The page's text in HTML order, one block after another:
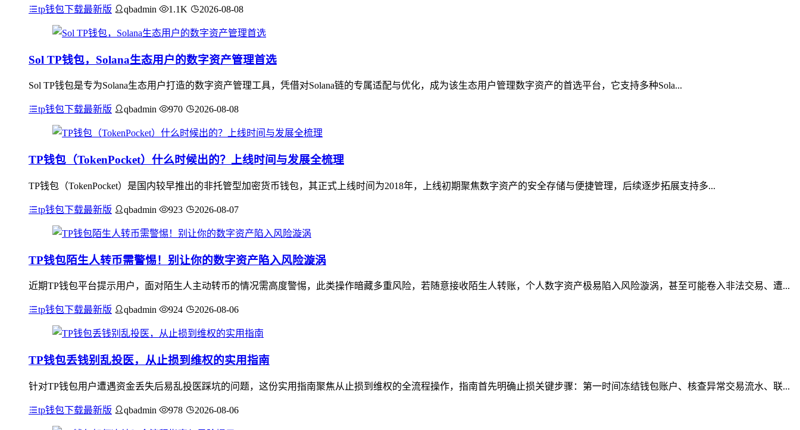
tp钱包下载最新版 qbadmin 1.1K 2026-08-08
Sol TP钱包，Solana生态用户的数字资产管理首选
Sol TP钱包是专为Solana生态用户打造的数字资产管理工具，凭借对Solana链的专属适配与优化，成为该生态用户管理数字资产的首选平台，它支持多种Sola...
tp钱包下载最新版 qbadmin 970 2026-08-08
TP钱包（TokenPocket）什么时候出的？上线时间与发展全梳理
TP钱包（TokenPocket）是国内较早推出的非托管型加密货币钱包，其正式上线时间为2018年，上线初期聚焦数字资产的安全存储与便捷管理，后续逐步拓展支持多...
tp钱包下载最新版 qbadmin 923 2026-08-07
TP钱包陌生人转币需警惕！别让你的数字资产陷入风险漩涡
近期TP钱包平台提示用户，面对陌生人主动转币的情况需高度警惕，此类操作暗藏多重风险，若随意接收陌生人转账，个人数字资产极易陷入风险漩涡，甚至可能卷入非法交易、遭...
tp钱包下载最新版 qbadmin 924 2026-08-06
TP钱包丢钱别乱投医，从止损到维权的实用指南
针对TP钱包用户遭遇资金丢失后易乱投医踩坑的问题，这份实用指南聚焦从止损到维权的全流程操作，指南首先明确止损关键步骤：第一时间冻结钱包账户、核查异常交易流水、联...
tp钱包下载最新版 qbadmin 978 2026-08-06